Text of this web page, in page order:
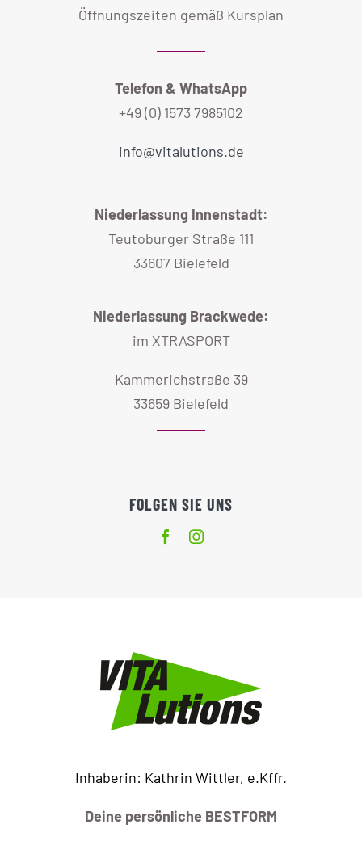
Öffnungszeiten gemäß Kursplan
Telefon & WhatsApp
+49 (0) 1573 7985102
info@vitalutions.de
Niederlassung Innenstadt:
Teutoburger Straße 111
33607 Bielefeld
Niederlassung Brackwede:
im XTRASPORT
Kammerichstraße 39
33659 Bielefeld
FOLGEN SIE UNS
Inhaberin: Kathrin Wittler, e.Kffr.
Deine persönliche BESTFORM